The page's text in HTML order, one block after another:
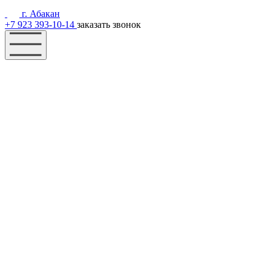
г. Абакан
+7 923 393-10-14 заказать звонок